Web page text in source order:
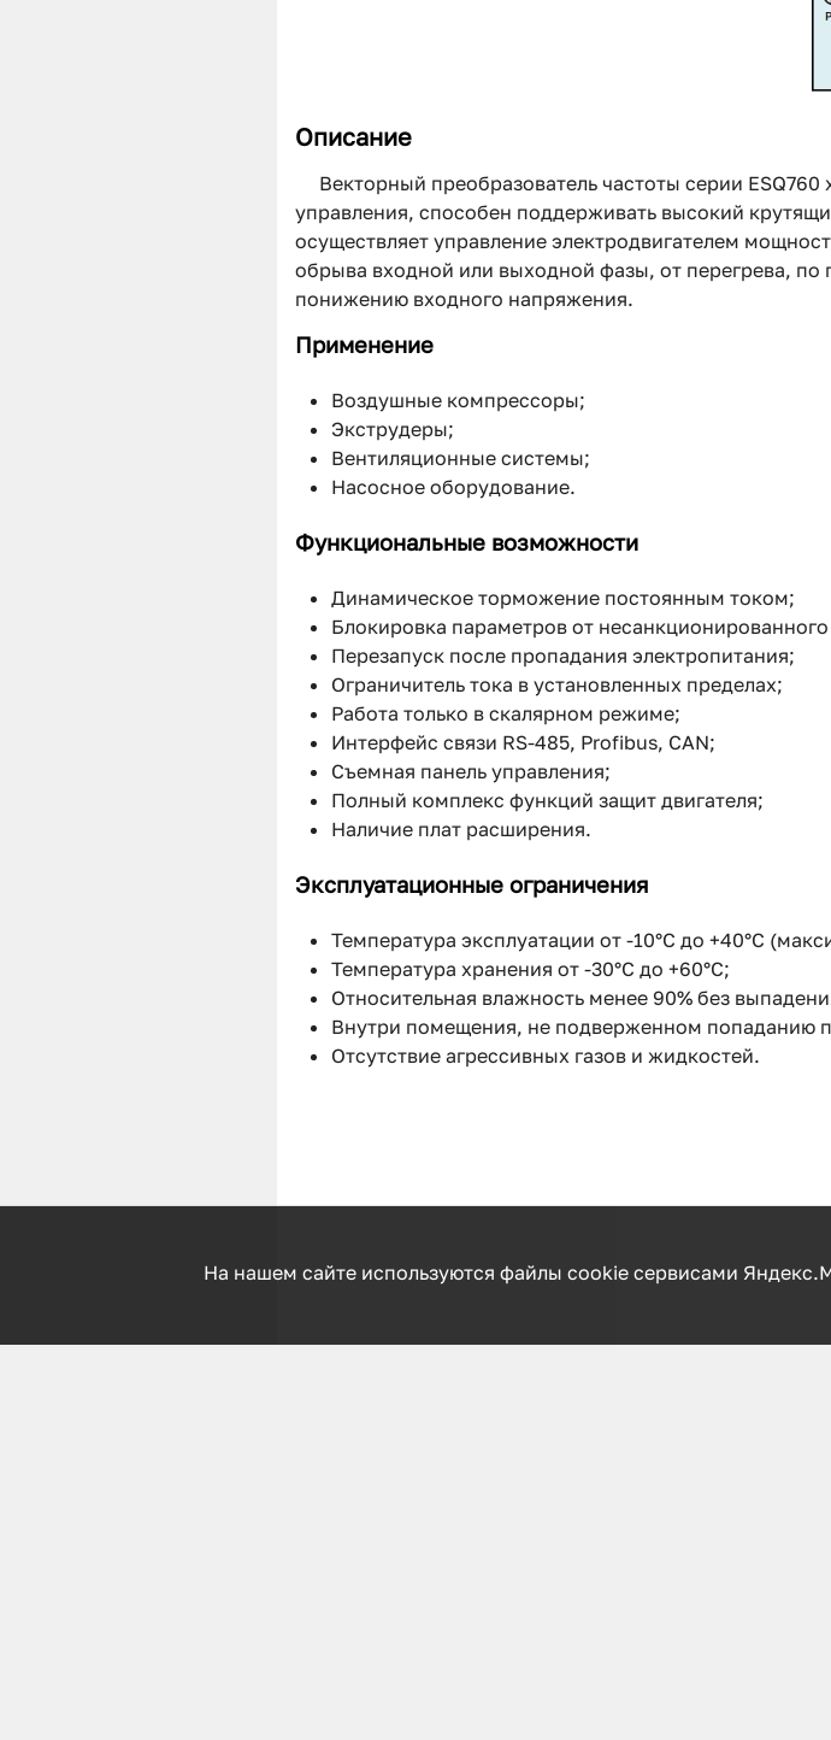
Описание
Векторный преобразователь частоты серии
управления, способен поддерживать высокий
осуществляет управление электродвигателем
обрыва входной или выходной фазы, от перегрева,
понижению входного напряжения.
Применение
Воздушные компрессоры;
Экструдеры;
Вентиляционные системы;
Насосное оборудование.
Функциональные возможности
Динамическое торможение постоянным током;
Блокировка параметров от
Перезапуск после пропадания электропитания;
Ограничитель тока в установленных пределах;
Работа только в скалярном режиме;
Интерфейс связи RS-485, Profibus, CAN;
Съемная панель управления;
Полный комплекс функций защит двигателя;
Наличие плат расширения.
Эксплуатационные ограничения
Температура эксплуатации от -10°C до +40°C
Температура хранения от -30°C до +60°C;
Относительная влажность менее 90% без
Внутри помещения, не подверженном попаданию
Отсутствие агрессивных газов и жидкостей.
На нашем сайте используются файлы cookie сервисами